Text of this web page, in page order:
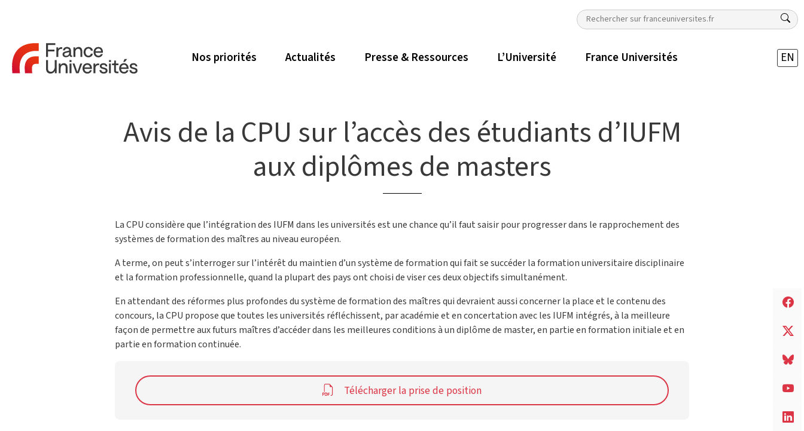
Nos priorités Actualités Presse & Ressources L’Université France Universités EN
Avis de la CPU sur l’accès des étudiants d’IUFM
aux diplômes de masters
La CPU considère que l’intégration des IUFM dans les universités est une chance qu’il faut saisir pour progresser dans le rapprochement des
systèmes de formation des maîtres au niveau européen.
A terme, on peut s’interroger sur l’intérêt du maintien d’un système de formation qui fait se succéder la formation universitaire disciplinaire
et la formation professionnelle, quand la plupart des pays ont choisi de viser ces deux objectifs simultanément.
En attendant des réformes plus profondes du système de formation des maîtres qui devraient aussi concerner la place et le contenu des
concours, la CPU propose que toutes les universités réfléchissent, par académie et en concertation avec les IUFM intégrés, à la meilleure
façon de permettre aux futurs maîtres d’accéder dans les meilleures conditions à un diplôme de master, en partie en formation initiale et en
partie en formation continuée.
Télécharger la prise de position